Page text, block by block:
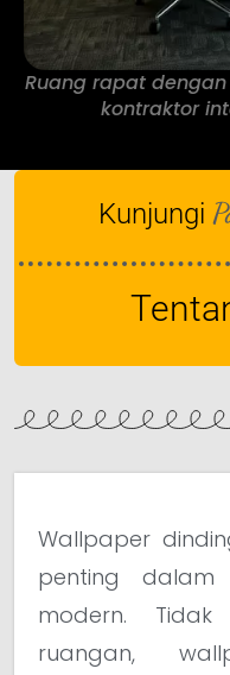
Ruang rapat
kontraktor
Kunjungi
Wallpaper
penting dalam
modern.
ruangan,